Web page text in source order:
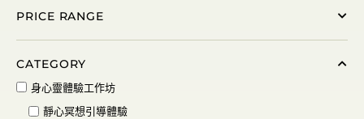
PRICE RANGE
CATEGORY
身心靈體驗工作坊
靜心冥想引導體驗